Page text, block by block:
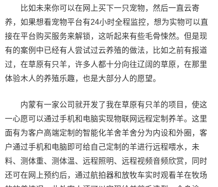
比如未来你可以在网上买下一只宠物，然后一直云寄
养，如果想看宠物平台有24小时全程监控，想为实物可以直
接在平台购买服务来解锁，这听起来有些毛骨悚然。但是现
有的案例中已经有人尝试过云养殖的做法，比如之前有报道
过，在草原有只羊，许多人都十分向往辽阔的草原，在那里
体验木人的养殖乐趣，也是大部分人的愿望。
内蒙有一家公司就开发了我在草原有只羊的项目，使这
一心愿可以通过手机和电脑实现物联网远程定制养羊。这里
面有为客户高端定制的智能化羊舍羊舍分为内设和外圈，客
户通过手机和电脑即可给自己定制的羊进行远程喂水，未
料、测体重、测体温、远程照明、远程视频音频欣赏，同时
还可在网上预约后，通过航拍器和放牧车实时观看羊在牧场